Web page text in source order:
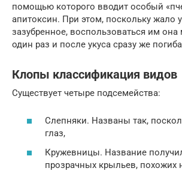
помощью которого вводит особый
апитоксин. При этом, поскольку жало
зазубренное, воспользоваться им она
один раз и после укуса сразу же
Клопы классификация видов
Существует четыре подсемейства:
Слепняки. Названы так,
глаз,
Кружевницы. Название
прозрачных крыльев, похожих